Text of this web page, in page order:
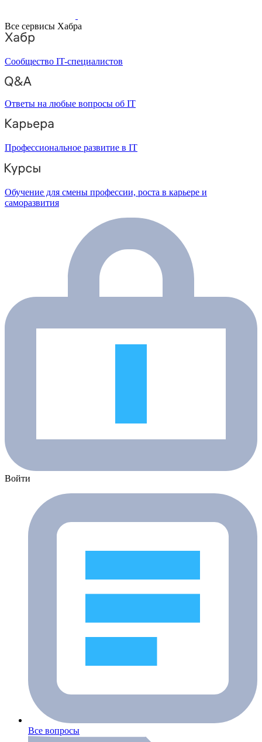
Все сервисы Хабра
Сообщество IT-специалистов
Ответы на любые вопросы об IT
Профессиональное развитие в IT
Обучение для смены профессии, роста в карьере и
саморазвития
Войти
Все вопросы